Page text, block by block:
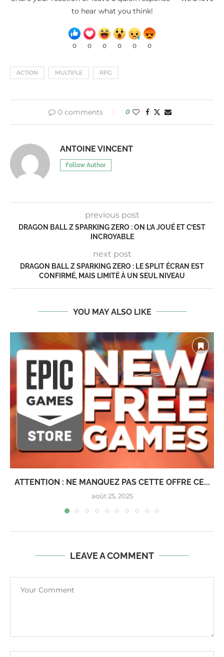
to hear what you think!
0 0 0 0 0 0
ACTION MULTIPLE RPG
0 comments 0
ANTOINE VINCENT
Follow Author
previous post
DRAGON BALL Z SPARKING ZERO : ON L’A JOUÉ ET C’EST
INCROYABLE
next post
DRAGON BALL Z SPARKING ZERO : LE SPLIT ÉCRAN EST
CONFIRMÉ, MAIS LIMITÉ À UN SEUL NIVEAU
YOU MAY ALSO LIKE
ATTENTION : NE MANQUEZ PAS CETTE OFFRE CE...
août 25, 2025
LEAVE A COMMENT